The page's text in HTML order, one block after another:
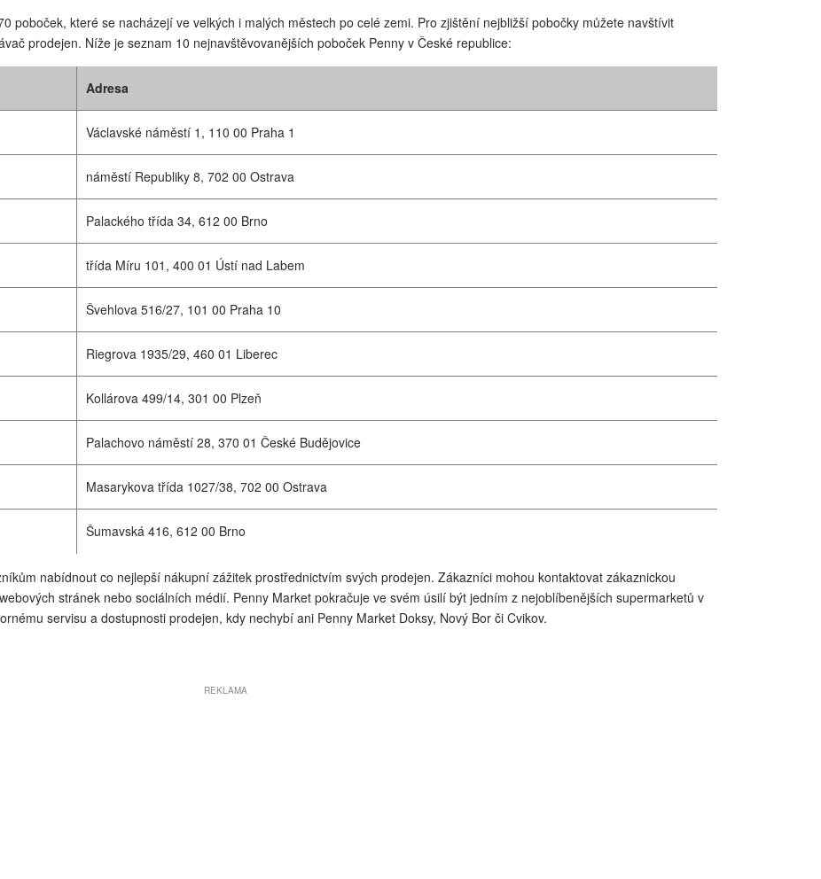
poboček, které se nacházejí ve velkých i malých městech po celé zemi. Pro zjištění nejbližší pobočky můžete navštívit
prodejen. Níže je seznam 10 nejnavštěvovanějších poboček Penny v České republice:
Adresa
Václavské náměstí 1, 110 00 Praha 1
náměstí Republiky 8, 702 00 Ostrava
Palackého třída 34, 612 00 Brno
třída Míru 101, 400 01 Ústí nad Labem
Švehlova 516/27, 101 00 Praha 10
Riegrova 1935/29, 460 01 Liberec
Kollárova 499/14, 301 00 Plzeň
Palachovo náměstí 28, 370 01 České Budějovice
Masarykova třída 1027/38, 702 00 Ostrava
Šumavská 416, 612 00 Brno
nabídnout co nejlepší nákupní zážitek prostřednictvím svých prodejen. Zákazníci mohou kontaktovat zákaznickou
stránek nebo sociálních médií. Penny Market pokračuje ve svém úsilí být jedním z nejoblíbenějších supermarketů v
servisu a dostupnosti prodejen, kdy nechybí ani Penny Market Doksy, Nový Bor či Cvikov.
REKLAMA